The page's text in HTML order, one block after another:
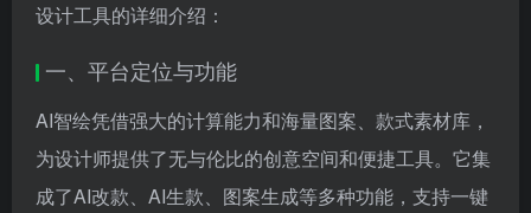
设计工具的详细介绍：
一、平台定位与功能
AI智绘凭借强大的计算能力和海量图案、款式素材库，
为设计师提供了无与伦比的创意空间和便捷工具。它集
成了AI改款、AI生款、图案生成等多种功能，支持一键